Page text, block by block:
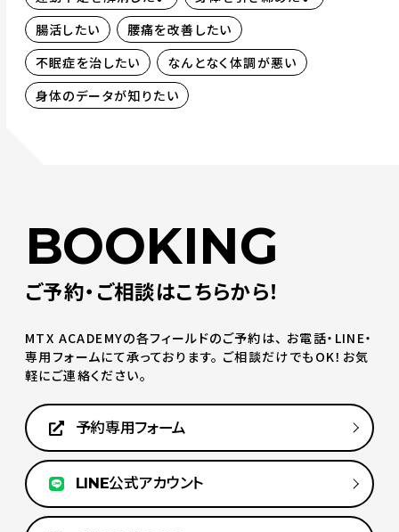
腸活したい
腰痛を改善したい
不眠症を治したい
なんとなく体調が悪い
身体のデータが知りたい
BOOKING
ご予約・ご相談はこちらから！
MTX ACADEMYの各フィールドのご予約は、 お電話・LINE・
専用フォームにて承っております。 ご相談だけでもOK！お気
軽にご連絡ください。
予約専用フォーム
LINE公式アカウント